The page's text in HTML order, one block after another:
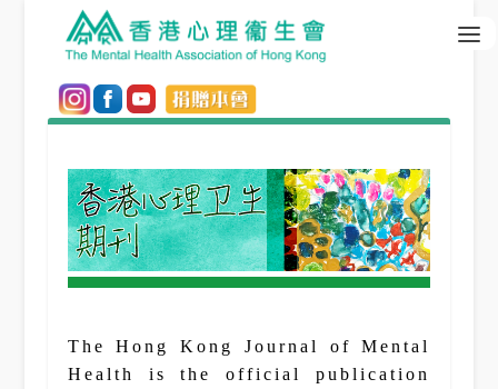
The Hong Kong Journal of Mental
Health is the official publication